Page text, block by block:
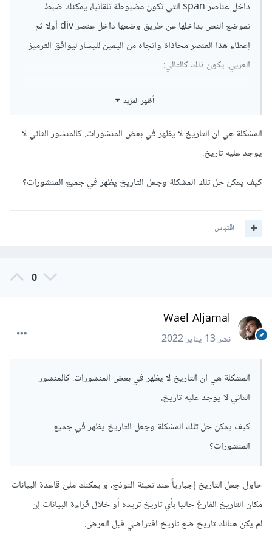
داخل عناصر span التي تكون مضبوطة تلقائيا، يمكنك ضبط
تموضع النص بداخلها عن طريق وضعها داخل عنصر div أولا ثم
إعطاء هذا العنصر محاذاة واتجاه من اليمين لليسار ليوافق الترميز
العربي. يكون ذلك كالتالي:
    10
</span>
</div>
أظهر المزيد
المشكلة هي ان التاريخ لا يظهر في بعض المنشورات. كالمنشور الثاني لا
يوجد عليه تاريخ.
كيف يمكن حل تلك المشكلة وجعل التاريخ يظهر في جميع المنشورات؟
اقتباس
0
Wael Aljamal
نشر13 يناير 2022
المشكلة هي ان التاريخ لا يظهر في بعض المنشورات. كالمنشور
الثاني لا يوجد عليه تاريخ.
كيف يمكن حل تلك المشكلة وجعل التاريخ يظهر في جميع
المنشورات؟
حاول جعل التاريخ إجبارياً عند تعبئة النوذج، و يمكنك ملئ قاعدة البيانات
مكان التاريخ الفارغ حاليا بأي تاريخ تريده أو خلال قراءة البيانات إن
لم يكن هنالك تاريخ ضع تاريخ افتراضي قبل العرض.